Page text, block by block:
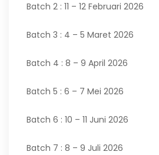
Batch 2 : 11 – 12 Februari 2026
Batch 3 : 4 – 5 Maret 2026
Batch 4 : 8 – 9 April 2026
Batch 5 : 6 – 7 Mei 2026
Batch 6 : 10 – 11 Juni 2026
Batch 7 : 8 – 9 Juli 2026